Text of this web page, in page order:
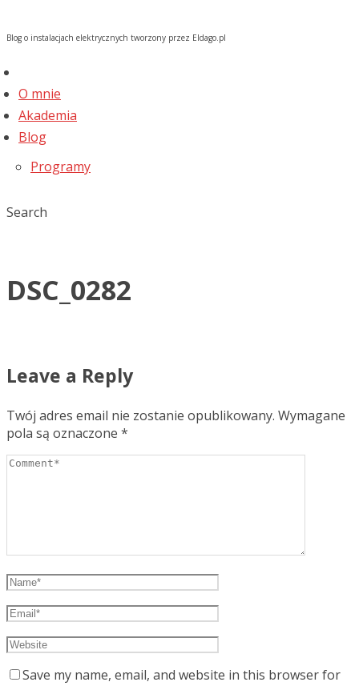
Blog o instalacjach elektrycznych tworzony przez Eldago.pl
O mnie
Akademia
Blog
Programy
Search
DSC_0282
Leave a Reply
Twój adres email nie zostanie opublikowany. Wymagane
pola są oznaczone *
Save my name, email, and website in this browser for